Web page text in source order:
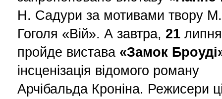
Н. Садури за мотивами твору М.
Гоголя «Вій». А завтра, 21
пройде вистава «Замок
інсценізація відомого роману
Арчібальда Кроніна. Режисери